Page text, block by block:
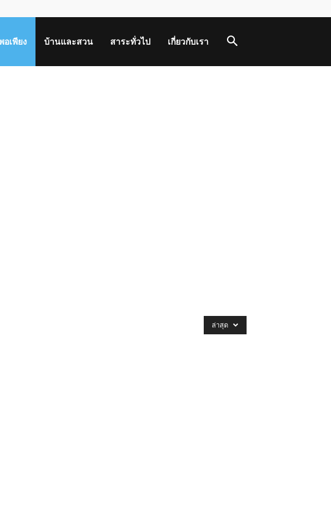
อเพียง บ้านและสวน สาระทั่วไป เกี่ยวกับเรา
ล่าสุด